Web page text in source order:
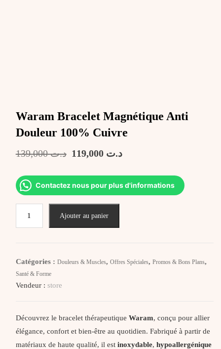
Waram Bracelet Magnétique Anti
Douleur 100% Cuivre
د.ت139,000
Le
était :
د.ت 119,000
est :
د.ت 119,000.
Contactez nous pour plus d'informations
Ajouter au panier
Catégories : Douleurs & Muscles, Offres Spéciales, Promos & Bons Plans,
Santé & Forme
Vendeur : store
Découvrez le bracelet thérapeutique Waram, conçu pour allier
élégance, confort et bien-être au quotidien. Fabriqué à partir de
matériaux de haute qualité, il est inoxydable, hypoallergénique